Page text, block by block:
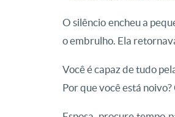
O silêncio encheu a
o embrulho. Ela
Você é capaz de tudo
Por que você está